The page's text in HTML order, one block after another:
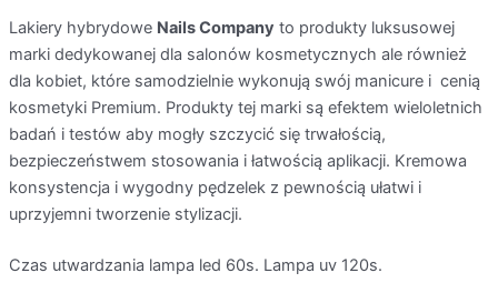
Lakiery hybrydowe Nails Company to produkty luksusowej
marki dedykowanej dla salonów kosmetycznych ale również
dla kobiet, które samodzielnie wykonują swój manicure i cenią
kosmetyki Premium. Produkty tej marki są efektem wieloletnich
badań i testów aby mogły szczycić się trwałością,
bezpieczeństwem stosowania i łatwością aplikacji. Kremowa
konsystencja i wygodny pędzelek z pewnością ułatwi i
uprzyjemni tworzenie stylizacji.
Czas utwardzania lampa led 60s. Lampa uv 120s.